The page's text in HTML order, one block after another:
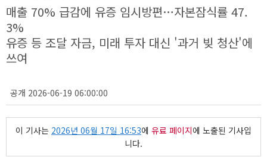
매출 70% 급감에 유증 임시방편…자본잠식률 47.
3%
유증 등 조달 자금, 미래 투자 대신 '과거 빚 청산'에
쓰여
공개 2026-06-19 06:00:00
이 기사는 2026년 06월 17일 16:53에 유료 페이지에 노출된 기사입
니다.